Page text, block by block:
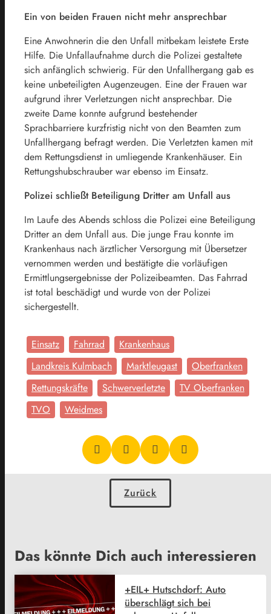
Ein von beiden Frauen nicht mehr ansprechbar
Eine Anwohnerin die den Unfall mitbekam leistete Erste
Hilfe. Die Unfallaufnahme durch die Polizei gestaltete
sich anfänglich schwierig. Für den Unfallhergang gab es
keine unbeteiligten Augenzeugen. Eine der Frauen war
aufgrund ihrer Verletzungen nicht ansprechbar. Die
zweite Dame konnte aufgrund bestehender
Sprachbarriere kurzfristig nicht von den Beamten zum
Unfallhergang befragt werden. Die Verletzten kamen mit
dem Rettungsdienst in umliegende Krankenhäuser. Ein
Rettungshubschrauber war ebenso im Einsatz.
Polizei schließt Beteiligung Dritter am Unfall aus
Im Laufe des Abends schloss die Polizei eine Beteiligung
Dritter an dem Unfall aus. Die junge Frau konnte im
Krankenhaus nach ärztlicher Versorgung mit Übersetzer
vernommen werden und bestätigte die vorläufigen
Ermittlungsergebnisse der Polizeibeamten. Das Fahrrad
ist total beschädigt und wurde von der Polizei
sichergestellt.
Einsatz Fahrrad
Krankenhaus
Landkreis Kulmbach
Marktleugast
Oberfranken
Rettungskräfte
Schwerverletzte
TV Oberfranken
TVO
Weidmes
Zurück
Das könnte Dich auch interessieren
+EIL+ Hutschdorf: Auto
überschlägt sich bei